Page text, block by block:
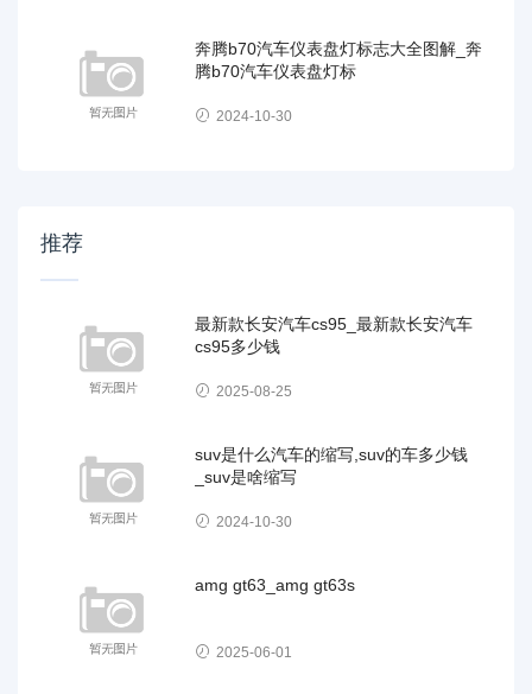
奔腾b70汽车仪表盘灯标志大全图解_奔
腾b70汽车仪表盘灯标
2024-10-30
推荐
最新款长安汽车cs95_最新款长安汽车
cs95多少钱
2025-08-25
suv是什么汽车的缩写,suv的车多少钱
_suv是啥缩写
2024-10-30
amg gt63_amg gt63s
2025-06-01